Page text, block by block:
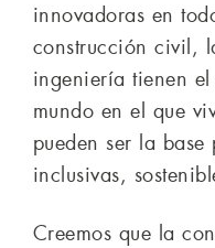
innovadoras en
construcción civil,
ingeniería tienen
mundo en el que
pueden ser la
inclusivas,
Creemos que la